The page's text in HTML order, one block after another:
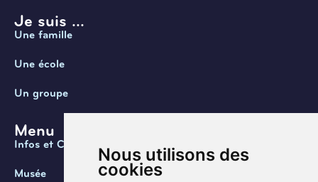
Nous utilisons des
cookies
Je suis ...
Une famille
Une école
Un groupe
Menu
Infos et Contact
Musée